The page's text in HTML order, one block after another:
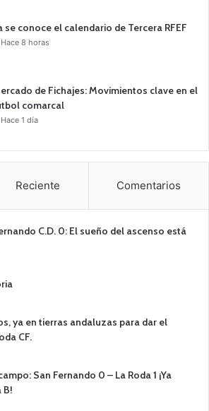
se conoce el calendario de Tercera RFEF
Hace 8 horas
de Fichajes: Movimientos clave en el
comarcal
Hace 1 día
Reciente Comentarios
C.D. 0: El sueño del ascenso está
ya en tierras andaluzas para dar el
CF.
San Fernando 0 – La Roda 1 ¡Ya
B!